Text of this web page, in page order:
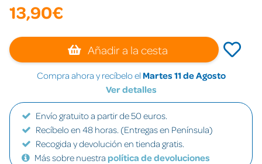
13,90€
Añadir a la cesta
Compra ahora y recíbelo el Martes 11 de Agosto
Ver detalles
Envío gratuito a partir de 50 euros.
Recíbelo en 48 horas. (Entregas en Península)
Recogida y devolución en tienda gratis.
Más sobre nuestra política de devoluciones